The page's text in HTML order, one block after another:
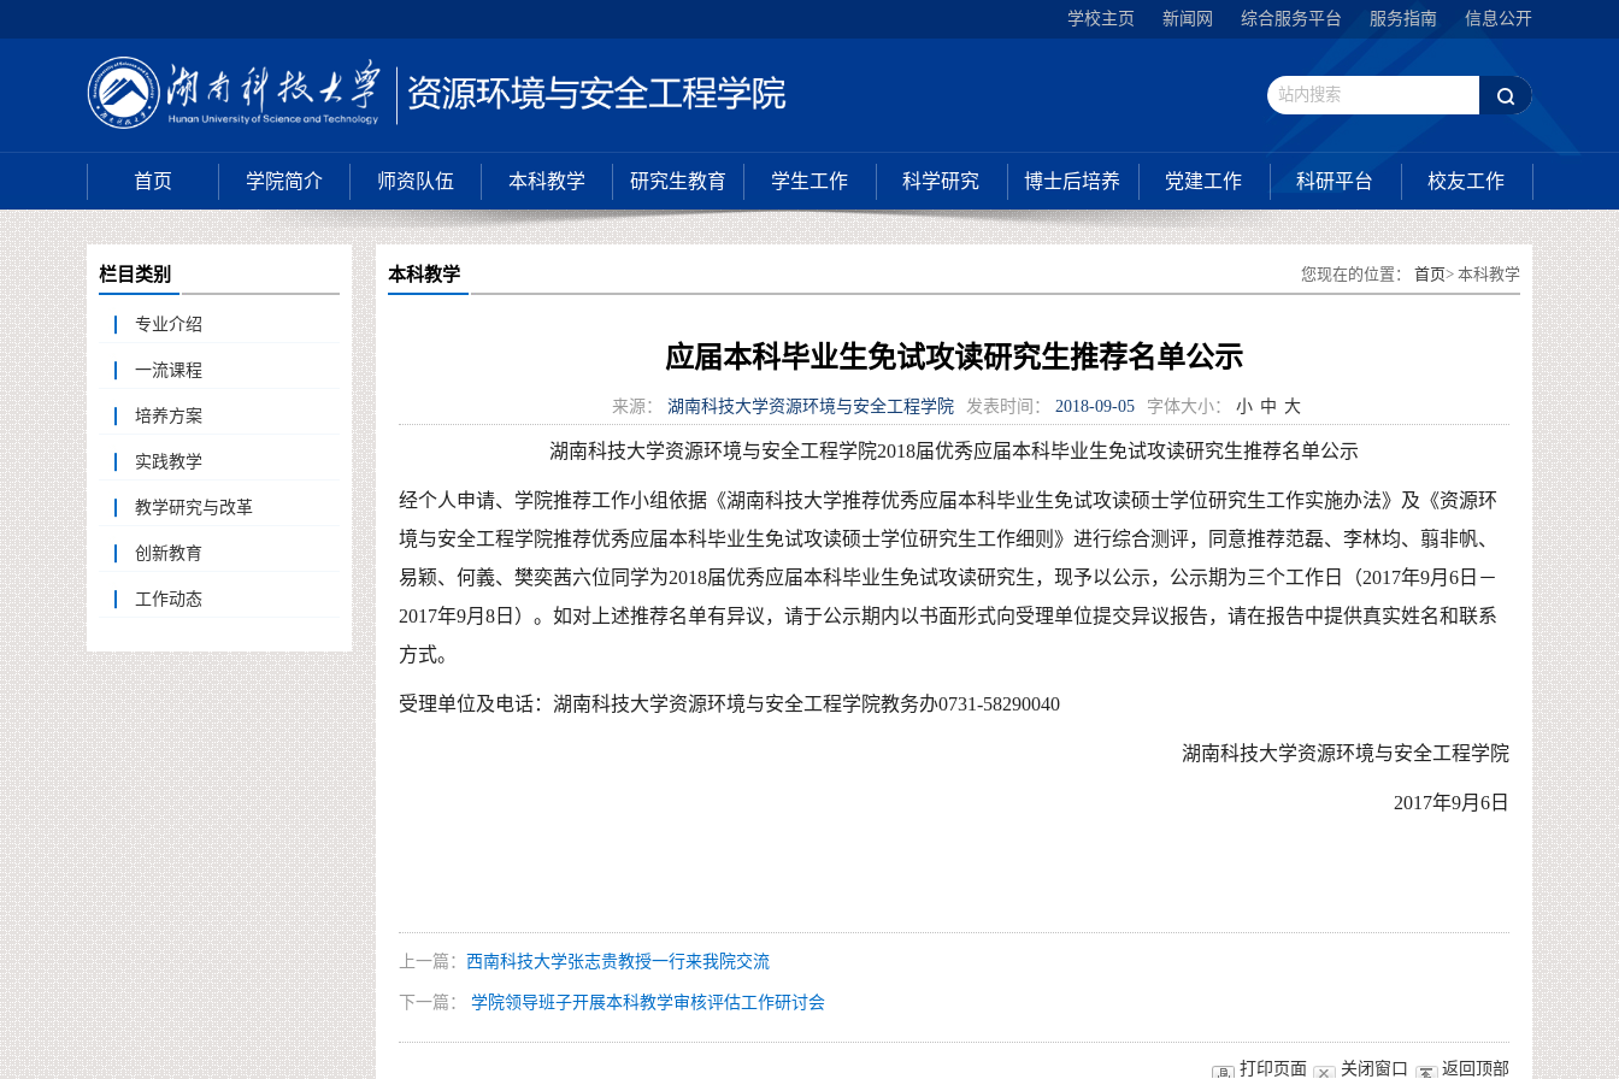
学校主页 新闻网 综合服务平台 服务指南 信息公开
首页 学院简介 师资队伍 本科教学 研究生教育 学生工作 科学研究 博士后培养 党建工作 科研平台 校友工作
栏目类别
专业介绍
一流课程
培养方案
实践教学
教学研究与改革
创新教育
工作动态
本科教学 您现在的位置： 首页> 本科教学
应届本科毕业生免试攻读研究生推荐名单公示
来源： 湖南科技大学资源环境与安全工程学院 发表时间： 2018-09-05 字体大小： 小 中 大
湖南科技大学资源环境与安全工程学院2018届优秀应届本科毕业生免试攻读研究生推荐名单公示
经个人申请、学院推荐工作小组依据《湖南科技大学推荐优秀应届本科毕业生免试攻读硕士学位研究生工作实施办法》及《资源环
境与安全工程学院推荐优秀应届本科毕业生免试攻读硕士学位研究生工作细则》进行综合测评，同意推荐范磊、李林均、翦非帆、
易颖、何義、樊奕茜六位同学为2018届优秀应届本科毕业生免试攻读研究生，现予以公示，公示期为三个工作日（2017年9月6日－
2017年9月8日）。如对上述推荐名单有异议，请于公示期内以书面形式向受理单位提交异议报告，请在报告中提供真实姓名和联系
方式。
受理单位及电话：湖南科技大学资源环境与安全工程学院教务办0731-58290040
湖南科技大学资源环境与安全工程学院
2017年9月6日
上一篇： 西南科技大学张志贵教授一行来我院交流
下一篇：学院领导班子开展本科教学审核评估工作研讨会
打印页面 关闭窗口 返回顶部